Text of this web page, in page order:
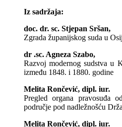
Iz sadržaja:
doc. dr. sc. Stjepan Sršan,
Zgrada županijskog suda u
dr .sc. Agneza Szabo,
Razvoj modernog sudstva u
između 1848. i 1880. godine
Melita Rončević, dipl. iur.
Pregled organa pravosuđa
područje pod nadležnošću
Melita Rončević, dipl. iur.